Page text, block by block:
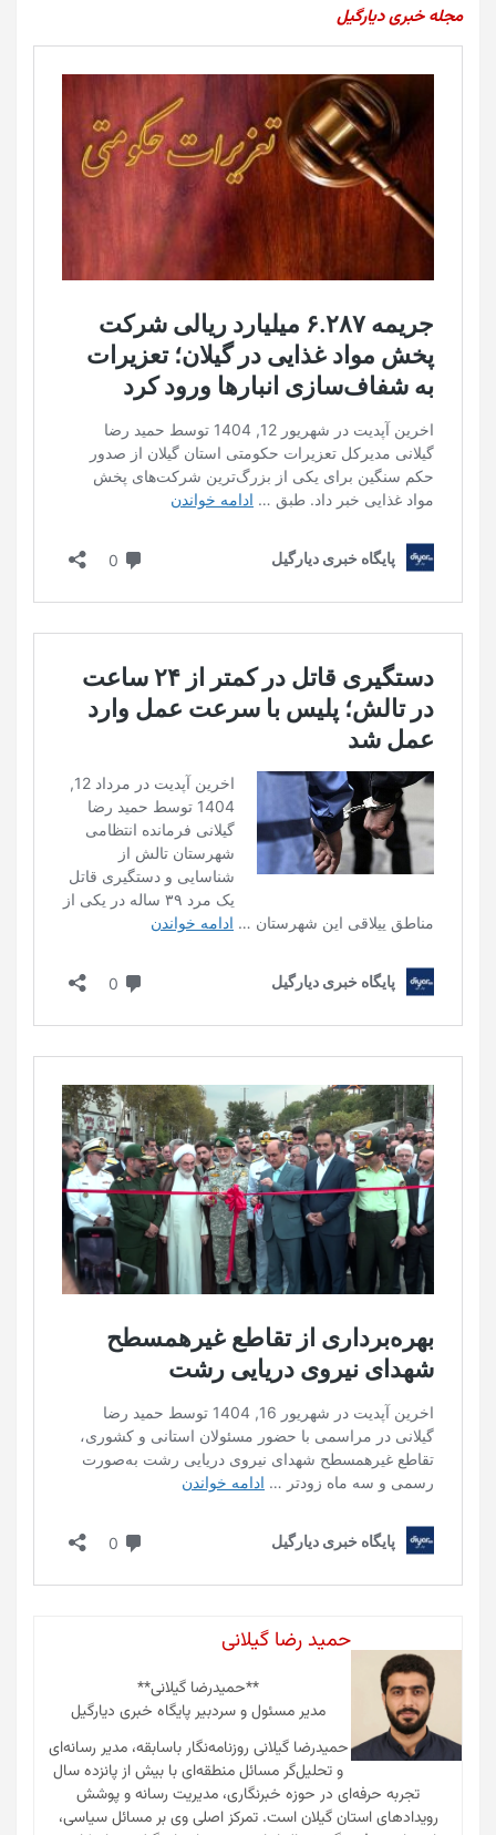
مجله خبری دیارگیل
حمید رضا گیلانی
**حمیدرضا گیلانی**
مدیر مسئول و سردبیر پایگاه خبری دیارگیل
حمیدرضا گیلانی روزنامه‌نگار باسابقه، مدیر رسانه‌ای
و تحلیل‌گر مسائل منطقه‌ای با بیش از پانزده سال
تجربه حرفه‌ای در حوزه خبرنگاری، مدیریت رسانه و پوشش
رویدادهای استان گیلان است. تمرکز اصلی وی بر مسائل سیاسی،